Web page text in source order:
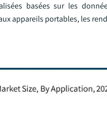
basées sur les
appareils portables, les